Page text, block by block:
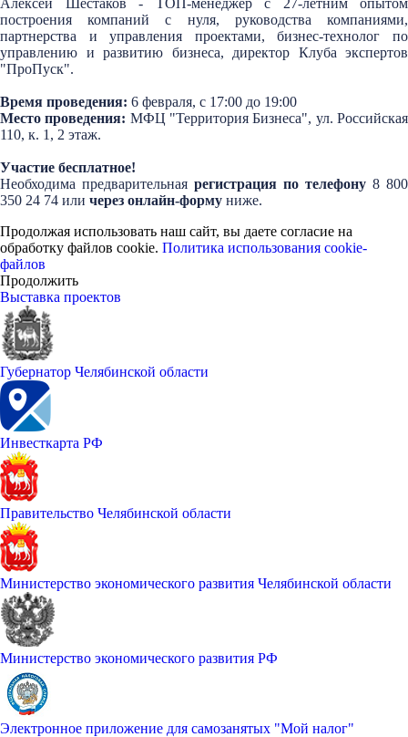
построения компаний с нуля, руководства компаниями,
партнерства и управления проектами, бизнес-технолог по
управлению и развитию бизнеса, директор Клуба экспертов
"ПроПуск".
Время проведения: 6 февраля, с 17:00 до 19:00
Место проведения: МФЦ "Территория Бизнеса", ул. Российская
110, к. 1, 2 этаж.
Участие бесплатное!
Необходима предварительная регистрация по телефону 8 800
350 24 74 или через онлайн-форму ниже.
Продолжая использовать наш сайт, вы даете согласие на
обработку файлов cookie. Политика использования cookie-
файлов
Продолжить
Выставка проектов
Губернатор Челябинской области
Инвесткарта РФ
Правительство Челябинской области
Министерство экономического развития Челябинской области
Министерство экономического развития РФ
Электронное приложение для самозанятых "Мой налог"